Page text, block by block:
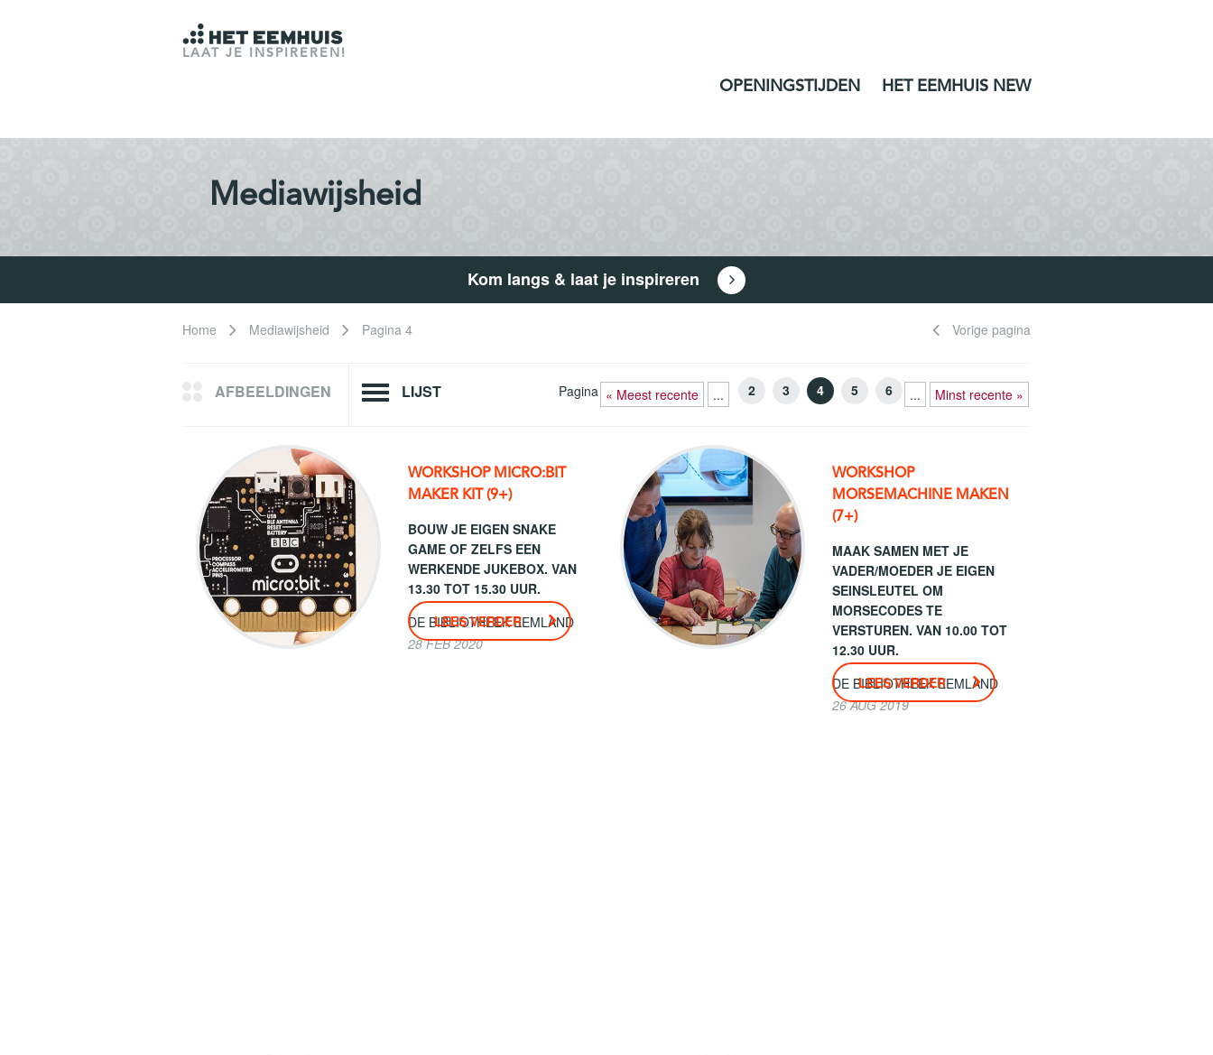
LAAT JE INSPIREREN!
OPENINGSTIJDEN HET EEMHUIS NEW
Mediawijsheid
Kom langs & laat je inspireren
Home Mediawijsheid Pagina 4 Vorige pagina
AFBEELDINGEN LIJST Pagina « Meest recente ... 2 3 4 5 6 ... Minst recente »
WORKSHOP MICRO:BIT
MAKER KIT (9+)
BOUW JE EIGEN SNAKE
GAME OF ZELFS EEN
WERKENDE JUKEBOX. VAN
13.30 TOT 15.30 UUR.
DE BIBLIOTHEEK EEMLAND
28 FEB 2020
LEES VERDER
WORKSHOP
MORSEMACHINE MAKEN
(7+)
MAAK SAMEN MET JE
VADER/MOEDER JE EIGEN
SEINSLEUTEL OM
MORSECODES TE
VERSTUREN. VAN 10.00 TOT
12.30 UUR.
DE BIBLIOTHEEK EEMLAND
26 AUG 2019
LEES VERDER